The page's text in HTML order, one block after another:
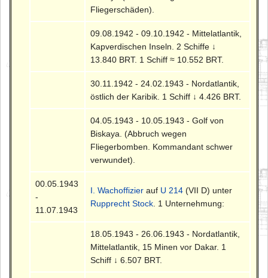
Fliegerschäden).
09.08.1942 - 09.10.1942 - Mittelatlantik,
Kapverdischen Inseln. 2 Schiffe ↓
13.840 BRT. 1 Schiff ≈ 10.552 BRT.
30.11.1942 - 24.02.1943 - Nordatlantik,
östlich der Karibik. 1 Schiff ↓ 4.426 BRT.
04.05.1943 - 10.05.1943 - Golf von
Biskaya. (Abbruch wegen
Fliegerbomben. Kommandant schwer
verwundet).
00.05.1943
-
11.07.1943
I. Wachoffizier auf U 214 (VII D) unter
Rupprecht Stock . 1 Unternehmung:
18.05.1943 - 26.06.1943 - Nordatlantik,
Mittelatlantik, 15 Minen vor Dakar. 1
Schiff ↓ 6.507 BRT.